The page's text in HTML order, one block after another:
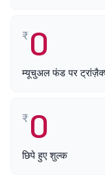
₹ 0
म्यूचुअल फंड पर
₹ 0
छिपे हुए शुल्क